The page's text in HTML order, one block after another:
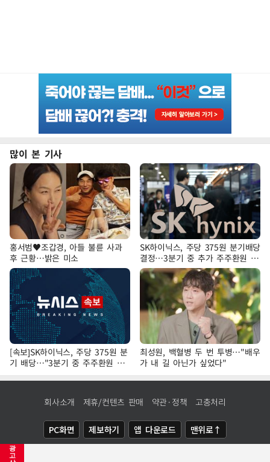
광
고
많이 본 기사
홍서범♥조갑경, 아들 불륜 사과
후 근황…밝은 미소
SK하이닉스, 주당 375원 분기배당
결정…3분기 중 추가 주주환원 발
표
[속보]SK하이닉스, 주당 375원 분
기 배당…"3분기 중 주주환원 방
안 확정"
최성원, 백혈병 두 번 투병…"배우
가 내 길 아닌가 싶었다"
회사소개 제휴/컨텐츠 판매 약관·정책 고충처리
PC화면 제보하기 앱 다운로드 맨위로↑